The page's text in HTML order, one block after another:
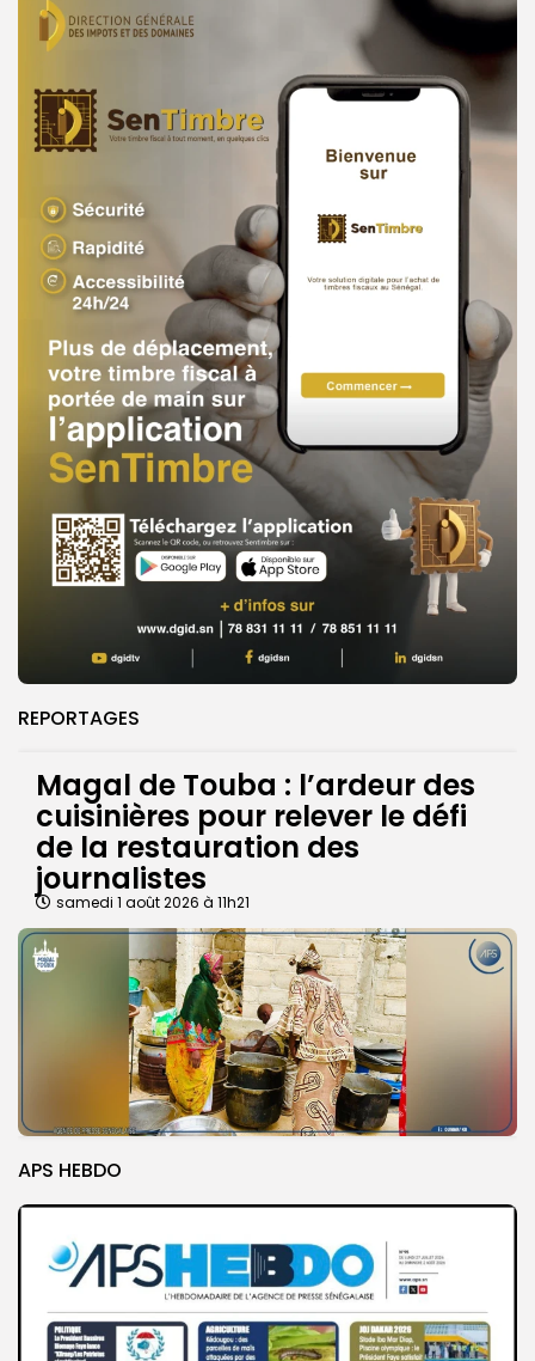
REPORTAGES
Magal de Touba : l’ardeur des
cuisinières pour relever le défi
de la restauration des
journalistes
samedi 1 août 2026 à 11h21
APS HEBDO